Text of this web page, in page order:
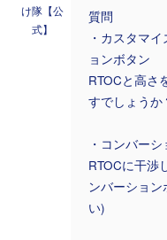
け隊【公
式】
質問
・カスタマ
ョンボタン
RTOCと高さ
すでしょうか
・コンバー
RTOCに干渉
ンバーショ
い)